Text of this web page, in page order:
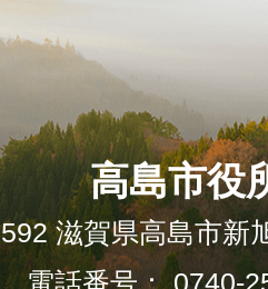
高島市役
滋賀県高島市新
電話番号： 0740-